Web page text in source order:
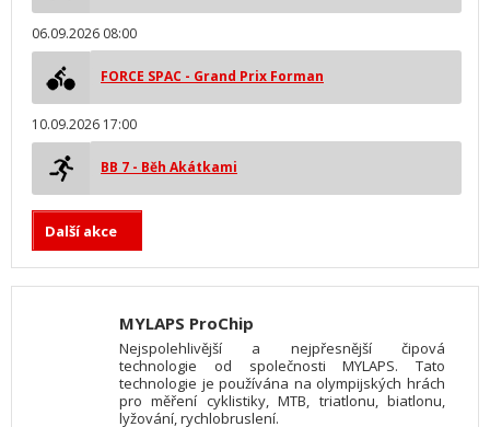
06.09.2026 08:00
FORCE SPAC - Grand Prix Forman
10.09.2026 17:00
BB 7 - Běh Akátkami
Další akce
MYLAPS ProChip
Nejspolehlivější a nejpřesnější čipová
technologie od společnosti MYLAPS. Tato
technologie je používána na olympijských hrách
pro měření cyklistiky, MTB, triatlonu, biatlonu,
lyžování, rychlobruslení.